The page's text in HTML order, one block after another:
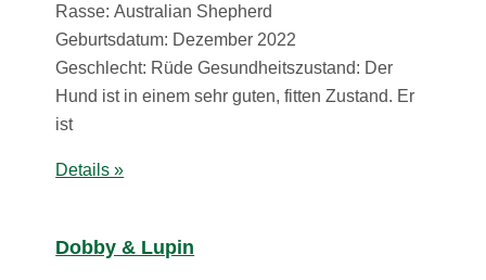
Rasse: Australian Shepherd
Geburtsdatum: Dezember 2022
Geschlecht: Rüde Gesundheitszustand: Der
Hund ist in einem sehr guten, fitten Zustand. Er
ist
Details »
Dobby & Lupin